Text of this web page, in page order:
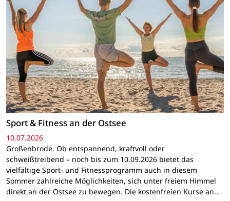
Sport & Fitness an der Ostsee
10.07.2026
Großenbrode. Ob entspannend, kraftvoll oder
schweißtreibend – noch bis zum 10.09.2026 bietet das
vielfältige Sport- und Fitnessprogramm auch in diesem
Sommer zahlreiche Möglichkeiten, sich unter freiem Himmel
direkt an der Ostsee zu bewegen. Die kostenfreien Kurse an…